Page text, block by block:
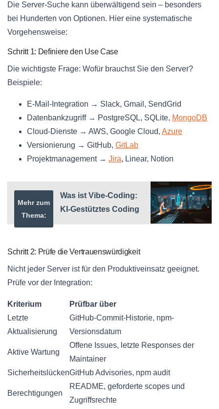
Die Server-Suche kann überwältigend sein – besonders
bei Hunderten von Optionen. Hier eine systematische
Vorgehensweise:
Schritt 1: Definiere den Use Case
Die wichtigste Frage: Wofür brauchst Sie den Server?
Beispiele:
E-Mail-Integration → Slack, Gmail, SendGrid
Datenbankzugriff → PostgreSQL, SQLite, MongoDB
Cloud-Dienste → AWS, Google Cloud, Azure
Versionierung → GitHub, GitLab
Projektmanagement → Jira, Linear, Notion
Mehr zum
Thema:
Was ist Vibe-Coding:
KI-Gestütztes Coding
Schritt 2: Prüfe die Vertrauenswürdigkeit
Nicht jeder Server ist für den Produktiveinsatz geeignet.
Prüfe vor der Integration:
Kriterium
Prüfbar über
Letzte
Aktualisierung
GitHub-Commit-Historie, npm-
Versionsdatum
Aktive Wartung
Offene Issues, letzte Responses der
Maintainer
SicherheitslückenGitHub Advisories, npm audit
Berechtigungen
README, geforderte scopes und
Zugriffsrechte